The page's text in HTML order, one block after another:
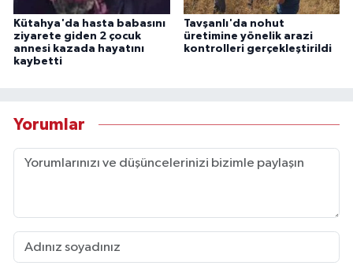
Kütahya'da hasta babasını
ziyarete giden 2 çocuk
annesi kazada hayatını
kaybetti
Tavşanlı'da nohut
üretimine yönelik arazi
kontrolleri gerçekleştirildi
Yorumlar